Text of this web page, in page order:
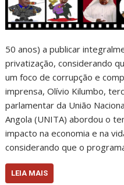
50 anos) a publicar
privatização, considerando
um foco de corrupção e
imprensa, Olívio Kilumbo,
parlamentar da União
Angola (UNITA) abordou o
impacto na economia e na
considerando que o
LEIA MAIS